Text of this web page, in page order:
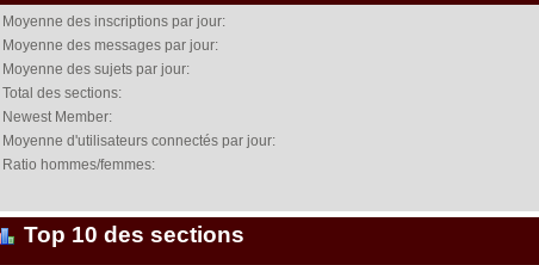
Moyenne des inscriptions par jour:
Moyenne des messages par jour:
Moyenne des sujets par jour:
Total des sections:
Newest Member:
Moyenne d'utilisateurs connectés par jour:
Ratio hommes/femmes:
Top 10 des sections